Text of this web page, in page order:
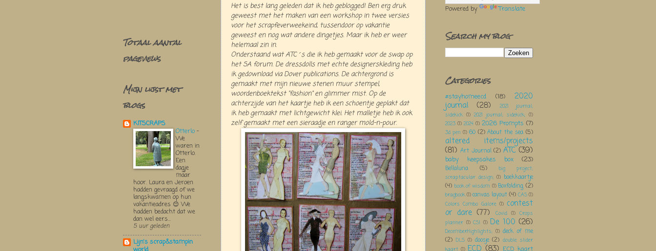
Het is best lang geleden dat ik heb geblogged! Ben erg druk
geweest met het maken van een workshop in twee versies
voor het scrapfeverweekeind, tussendoor op vakantie
geweest en nog wat andere dingetjes. Maar ik heb er weer
helemaal zin in.
Onderstaand wat ATC´s die ik heb gemaakt voor de swap op
het SA forum. De dressdolls met echte designerskleding heb
ik gedownload via Dover publications. De achtergrond is
gemaakt met mijn nieuwe stenen muur stempel,
woordenboektekst "fashion" en glimmer mist. Op de
achterzijde van het kaartje heb ik een schoentje geplakt dat
ik heb gemaakt met lichtgewicht klei. Het malletje heb ik ook
zelf gemaakt met een sieraadje en ranger mold-n-pour.
Totaal aantal
pageviews
Mijn lijst met
blogs
KITSCRAPS
Otterlo -
We
waren in
Otterlo.
Een
dagje
maar
hoor. Laura en Jeroen
hadden gevraagd of we
langskwamen op hun
vakantieadres 😊 We
hadden bedacht dat we
dan wel eers...
5 uur geleden
Lijn's scrap&stampin
Powered by Translate
Search my blog
Categories
#stayhomeecd (18) 2020
journal (28)
2021 journal;
sidekick (1) 2021 journal; sidekick; (1)
2023 (1) 2024 (1) 2026 Prompts (7)
3d pen (1) 60 (2) About the sea (5)
altered items/projects
(81) Art Journal (2) ATC (39)
baby keepsakes box (23)
Bellaluna (5)
big project;
scraptacular design; (1) boekkaartje
(4) book of wisdom (1) Boxfolding (2)
bragbook(1)canvas layout (4) CAS(1)
Colors Combo Galore (1) contest
or dare (77) Covid (1) Crops
planner (1) CSI (1) De 100 (26)
DecemberHighlights; (1) deck of me
(2) DLS (1) doosje (2) double slider